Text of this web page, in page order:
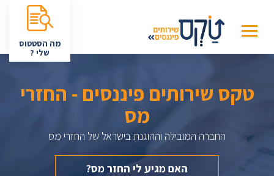
מה הסטטוס
שלי ?
טקס שירותים פיננסים - החזרי
מס
החברה המובילה וההוגנת בישראל של החזרי מס
האם מגיע לי החזר מס?